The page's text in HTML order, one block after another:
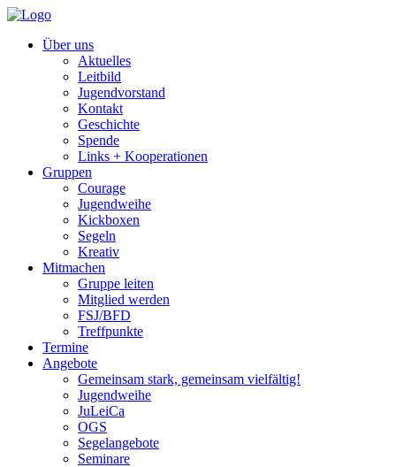
Über uns
Aktuelles
Leitbild
Jugendvorstand
Kontakt
Geschichte
Spende
Links + Kooperationen
Gruppen
Courage
Jugendweihe
Kickboxen
Segeln
Kreativ
Mitmachen
Gruppe leiten
Mitglied werden
FSJ/BFD
Treffpunkte
Termine
Angebote
Gemeinsam stark, gemeinsam vielfältig!
Jugendweihe
JuLeiCa
OGS
Segelangebote
Seminare